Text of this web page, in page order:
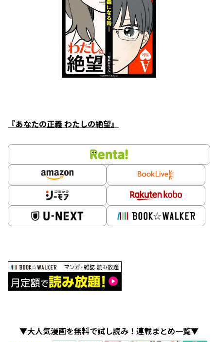
『あなたの正義 わたしの絶望』
▼大人気漫画を無料で試し読み！連載まとめ一覧▼